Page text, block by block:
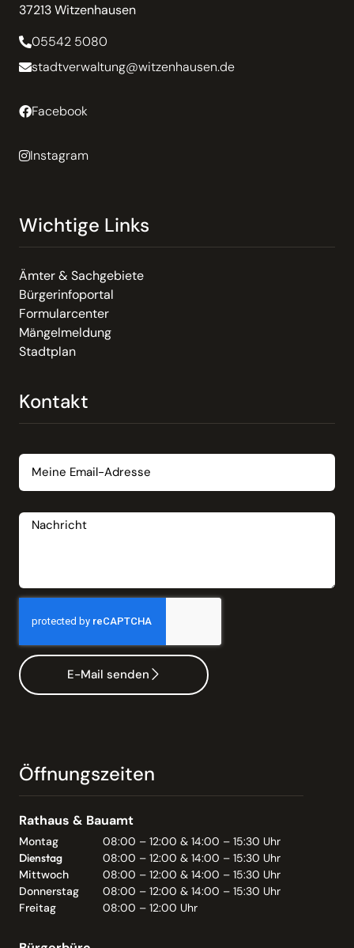
37213 Witzenhausen
05542 5080
stadtverwaltung@witzenhausen.de
Facebook
Instagram
Wichtige Links
Ämter & Sachgebiete
Bürgerinfoportal
Formularcenter
Mängelmeldung
Stadtplan
Kontakt
E-Mail senden
Öffnungszeiten
Rathaus & Bauamt
Montag
08:00 – 12:00 & 14:00 – 15:30 Uhr
Dienstag
08:00 – 12:00 & 14:00 – 15:30 Uhr
Mittwoch
08:00 – 12:00 & 14:00 – 15:30 Uhr
Donnerstag
08:00 – 12:00 & 14:00 – 15:30 Uhr
Freitag
08:00 – 12:00 Uhr